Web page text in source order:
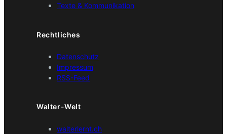
Texte & Kommunikation
Rechtliches
Datenschutz
Impressum
RSS-Feed
Walter-Welt
walterlernt.ch